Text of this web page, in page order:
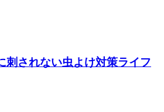
されない虫よけ対策ライフ